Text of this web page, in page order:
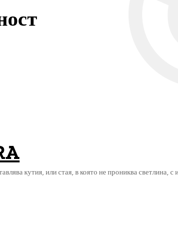
кутия, или стая, в която не прониква светлина, с